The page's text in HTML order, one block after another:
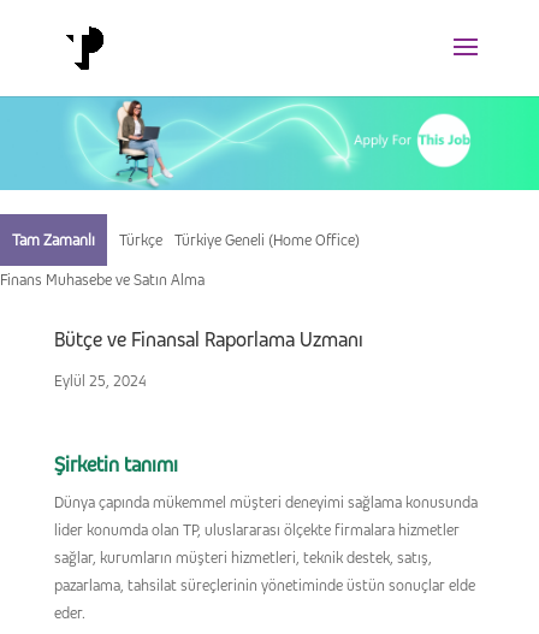
Bütçe ve Finansal Raporlama Uzmanı
Eylül 25, 2024
Şirketin tanımı
Dünya çapında mükemmel müşteri deneyimi sağlama konusunda
lider konumda olan TP, uluslararası ölçekte firmalara hizmetler
sağlar, kurumların müşteri hizmetleri, teknik destek, satış,
pazarlama, tahsilat süreçlerinin yönetiminde üstün sonuçlar elde
eder.
Finans Muhasebe ve Satın Alma
Tam Zamanlı Türkçe Türkiye Geneli (Home Office)